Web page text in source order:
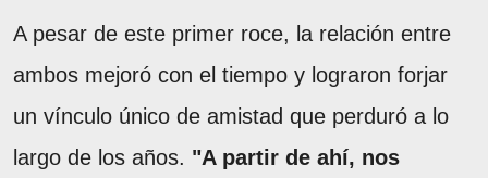
A pesar de este primer roce, la relación entre
ambos mejoró con el tiempo y lograron forjar
un vínculo único de amistad que perduró a lo
largo de los años. "A partir de ahí, nos